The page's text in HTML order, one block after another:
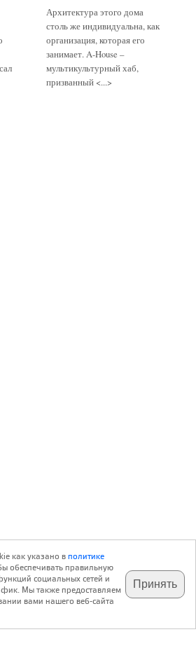
Архитектура этого дома
столь же индивидуальна, как
организация, которая его
занимает. A-House –
мультикультурный хаб,
призванный <...>
подпишитесь на наш
телеграм @archi_ru
✕
с 20 июля 1999 г.
как указано вполитике
обеспечивать правильную
социальных сетей и
Мы также предоставляем
вами нашего веб-сайта
Принять